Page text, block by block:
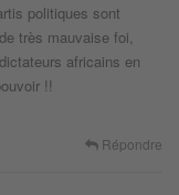
politiques sont
très mauvaise foi,
africains en
!!
Répondre